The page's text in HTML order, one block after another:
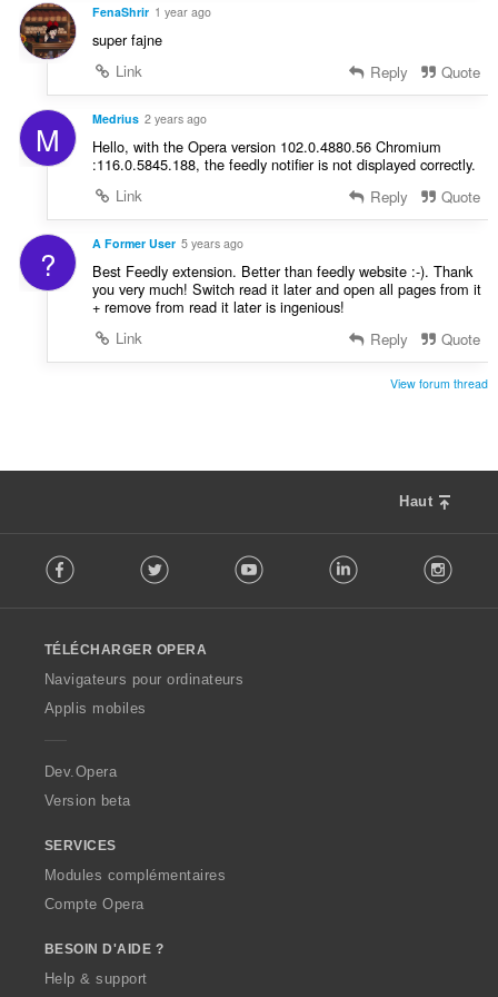
n
u
o
n
s
:
FenaShrir 1 year ago
super fajne
Link
Reply Quote
M Medrius 2 years ago
Hello, with the Opera version 102.0.4880.56 Chromium
:116.0.5845.188, the feedly notifier is not displayed correctly.
Link
Reply Quote
? A Former User 5 years ago
Best Feedly extension. Better than feedly website :-). Thank
you very much! Switch read it later and open all pages from it
+ remove from read it later is ingenious!
Link
Reply Quote
View forum thread
Haut
o
w
O
p
a
Facebook Twitter Youtube LinkedIn
TÉLÉCHARGER OPERA
Navigateurs pour ordinateurs
Applis mobiles
Dev.Opera
Version beta
SERVICES
Modules complémentaires
Compte Opera
BESOIN D'AIDE ?
Help & support